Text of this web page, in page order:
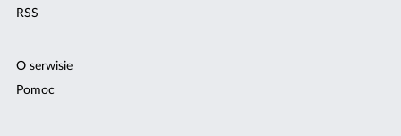
RSS
O serwisie
Pomoc